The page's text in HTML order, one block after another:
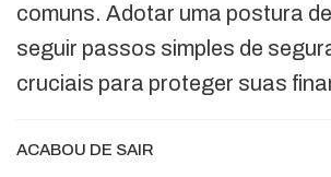
comuns. Adotar uma postura
seguir passos simples de
cruciais para proteger suas
ACABOU DE SAIR